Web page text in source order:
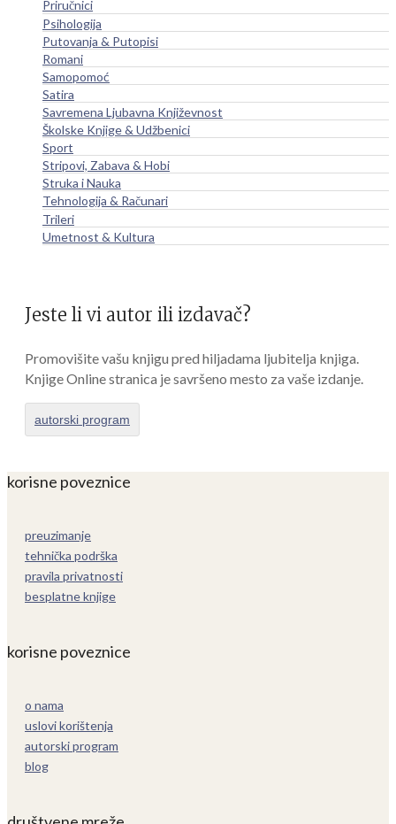
Priručnici
Psihologija
Putovanja & Putopisi
Romani
Samopomoć
Satira
Savremena Ljubavna Književnost
Školske Knjige & Udžbenici
Sport
Stripovi, Zabava & Hobi
Struka i Nauka
Tehnologija & Računari
Trileri
Umetnost & Kultura
Jeste li vi autor ili izdavač?
Promovišite vašu knjigu pred hiljadama ljubitelja knjiga.
Knjige Online stranica je savršeno mesto za vaše izdanje.
autorski program
korisne poveznice
preuzimanje
tehnička podrška
pravila privatnosti
besplatne knjige
korisne poveznice
o nama
uslovi korištenja
autorski program
blog